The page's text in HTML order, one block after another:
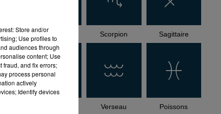
Balance Scorpion Sagittaire
Verseau Poissons
Store and/or
Use profiles to
audiences through
content; Use
fraud, and fix errors;
process personal
actively
Identify devices